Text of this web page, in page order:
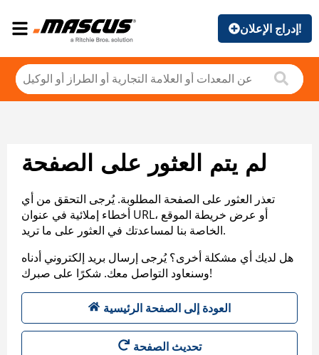
إدراج الإعلان!
لم يتم العثور على الصفحة
تعذر العثور على الصفحة المطلوبة. يُرجى التحقق من أي
أخطاء إملائية في عنوان URL، أو عرض خريطة الموقع
الخاصة بنا لمساعدتك في العثور على ما تريد.
هل لديك أي مشكلة أخرى؟ يُرجى إرسال بريد إلكتروني أدناه
وسنعاود التواصل معك. شكرًا على صبرك!
العودة إلى الصفحة الرئيسية
تحديث الصفحة